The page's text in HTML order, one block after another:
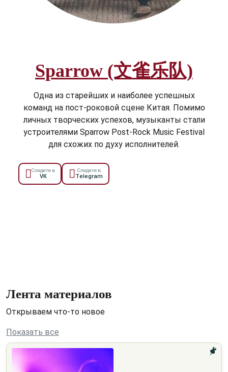
Sparrow (文雀乐队)
Одна из старейших и наиболее успешных
команд на пост-роковой сцене Китая. Помимо
личных творческих успехов, музыканты стали
устроителями Sparrow Post-Rock Music Festival
для схожих по духу исполнителей.
Следите в
VK
Следите в
telegram
Лента материалов
Открываем что-то новое
Показать все